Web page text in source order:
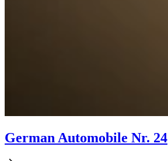
German Automobile Nr. 24